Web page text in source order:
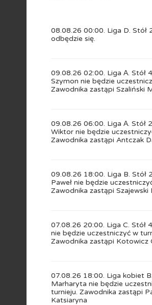
08.08.26 00:00. Liga D. Stół
odbędzie się.
09.08.26 02:00. Liga А. Stół
Szymon nie będzie
Zawodnika zastąpi Szaliński
09.08.26 06:00. Liga А. Stół
Wiktor nie będzie
Zawodnika zastąpi Antczak
09.08.26 18:00. Liga B. Stół
Paweł nie będzie
Zawodnika zastąpi Szajewski
07.08.26 20:00. Liga C. Stół
nie będzie uczestniczyć w
Zawodnika zastąpi Kotowicz
07.08.26 18:00. Liga kobiet
Marharyta nie będzie
turnieju. Zawodnika zastąpi
Katsiaryna